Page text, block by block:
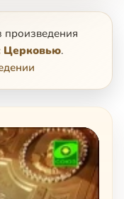
Церковью.